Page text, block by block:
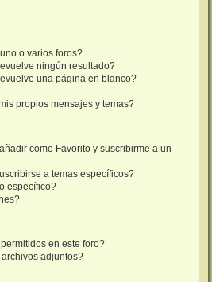
o varios foros?
ningún resultado?
una página en blanco?
propios mensajes y temas?
como Favorito y suscribirme a un
a temas específicos?
específico?
en este foro?
adjuntos?